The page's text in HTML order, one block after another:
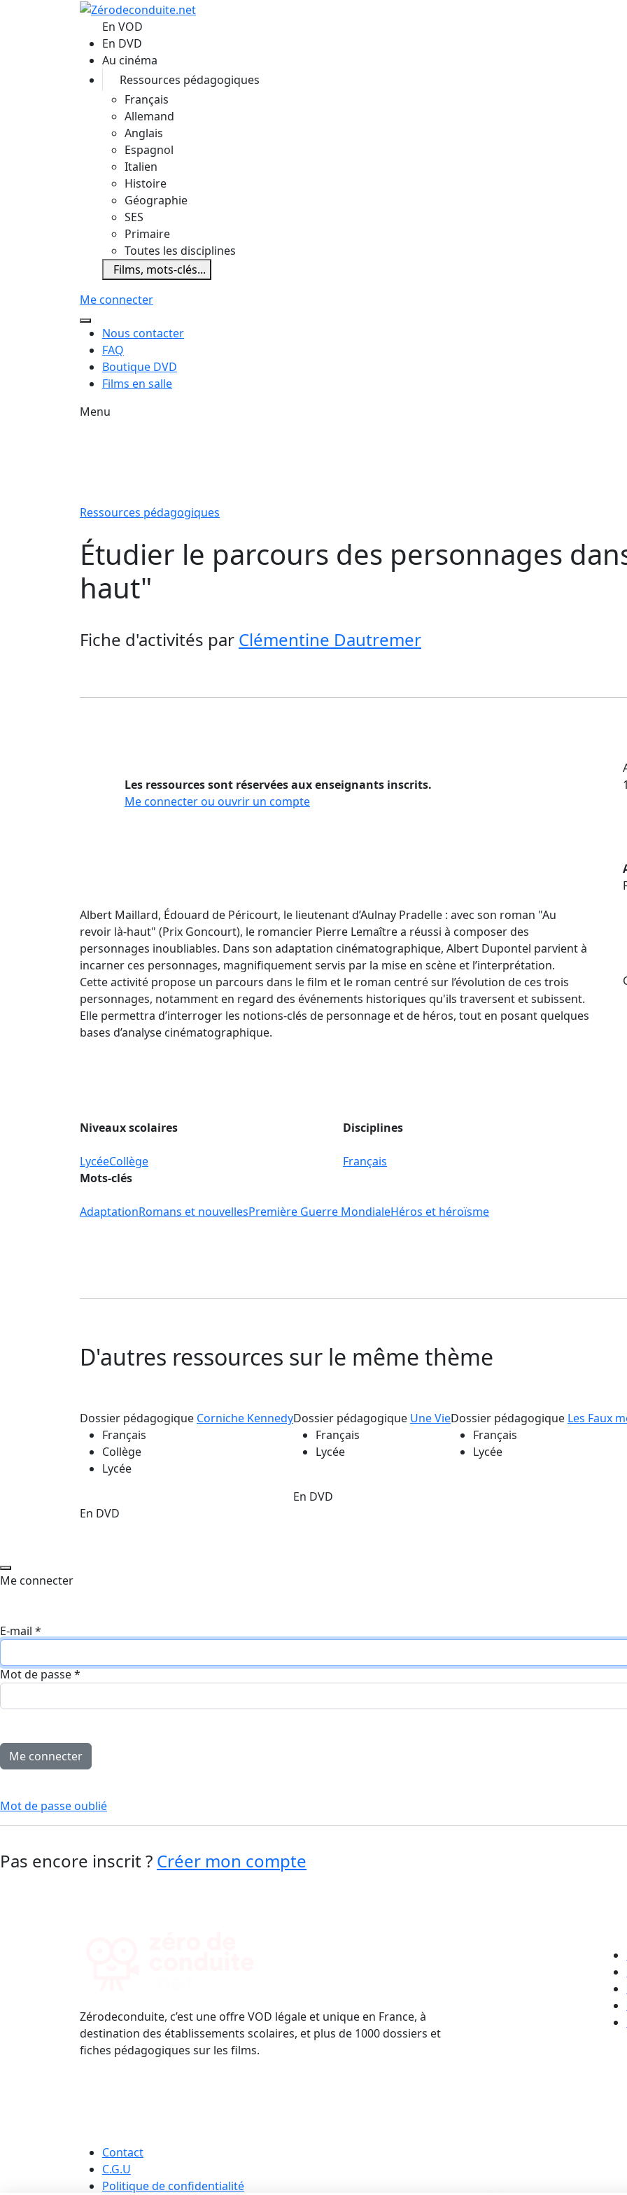
Aller au contenu principal
En VOD
En DVD
Au cinéma
Ressources pédagogiques
Français
Allemand
Anglais
Espagnol
Italien
Histoire
Géographie
SES
Primaire
Toutes les disciplines
Films, mots-clés...
Me connecter
Nous contacter
FAQ
Boutique DVD
Films en salle
Menu
Ressources pédagogiques
Étudier le parcours des personnages
haut"
Fiche d'activités par Clémentine Dautremer
Les ressources sont réservées aux enseignants inscrits.
Me connecter ou ouvrir un compte
Albert Maillard, Édouard de Péricourt, le lieutenant d’Aulnay Pradelle : avec son roman "Au
revoir là-haut" (Prix Goncourt), le romancier Pierre Lemaître a réussi à composer des
personnages inoubliables. Dans son adaptation cinématographique, Albert Dupontel parvient à
incarner ces personnages, magnifiquement servis par la mise en scène et l’interprétation.
Cette activité propose un parcours dans le film et le roman centré sur l’évolution de ces trois
personnages, notamment en regard des événements historiques qu'ils traversent et subissent.
Elle permettra d’interroger les notions-clés de personnage et de héros, tout en posant quelques
bases d’analyse cinématographique.
Niveaux scolaires
LycéeCollège
Disciplines
Français
Mots-clés
AdaptationRomans et nouvellesPremière Guerre MondialeHéros et héroïsme
D'autres ressources sur le même thème
Dossier pédagogique Corniche Kennedy
Français
Collège
Lycée
En DVD
Dossier pédagogique Une Vie
Français
Lycée
En DVD
Dossier pédagogique Les Faux
Français
Lycée
Me connecter
E-mail *
Mot de passe*
Mot de passe oublié
Pas encore inscrit ? Créer mon compte
Zérodeconduite, c’est une offre VOD légale et unique en France, à
destination des établissements scolaires, et plus de 1000 dossiers et
fiches pédagogiques sur les films.
Contact
C.G.U
Politique de confidentialité